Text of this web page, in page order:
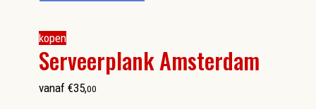
kopen
Serveerplank Amsterdam
vanaf €35,00